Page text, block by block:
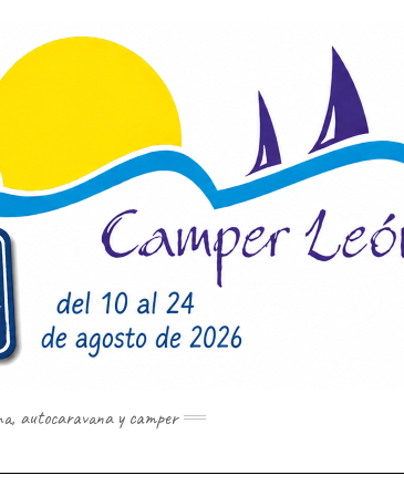
autocaravana y camper